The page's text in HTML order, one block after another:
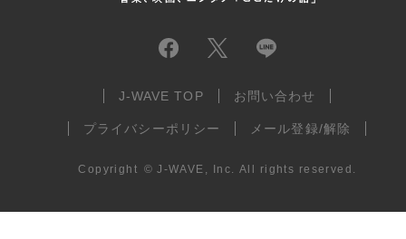
J-WAVE TOP お問い合わせ
プライバシーポリシー メール登録/解除
Copyright © J-WAVE, Inc. All rights reserved.